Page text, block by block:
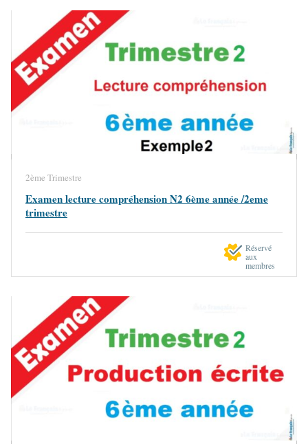
2ème Trimestre
Examen lecture compréhension N2 6ème année /2eme
trimestre
Réservé
aux
membres